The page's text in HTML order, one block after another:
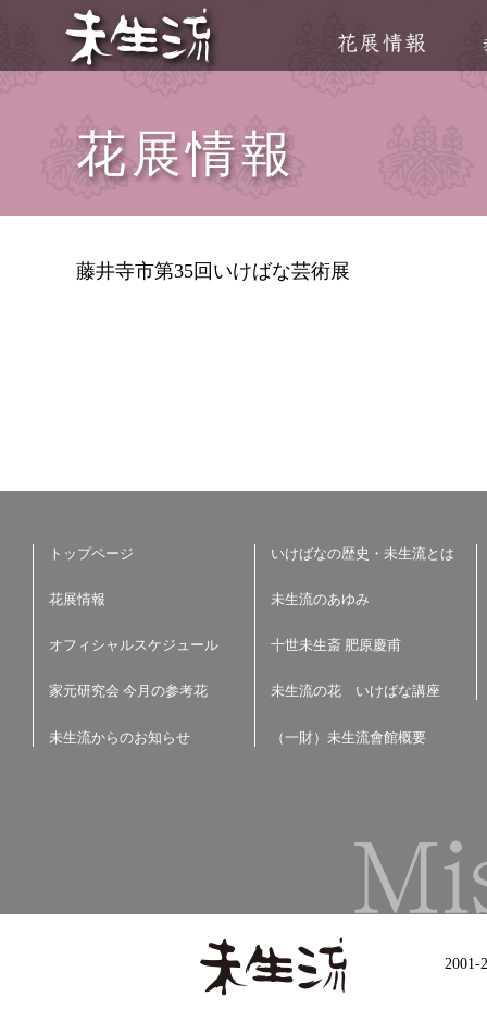
花展情報
藤井寺市第35回いけばな芸術展
トップページ
花展情報
オフィシャルスケジュール
家元研究会 今月の参考花
未生流からのお知らせ
いけばなの歴史・未生流とは
未生流のあゆみ
十世未生斎 肥原慶甫
未生流の花 いけばな講座
（一財）未生流會館概要
2001-